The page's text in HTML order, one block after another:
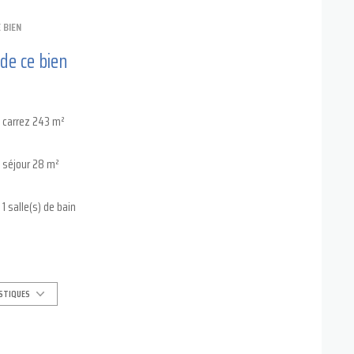
développement touristique, dans un cadre naturel rare et
ce bien
carrez 243 m²
séjour 28 m²
1 salle(s) de bain
4 garage(s)